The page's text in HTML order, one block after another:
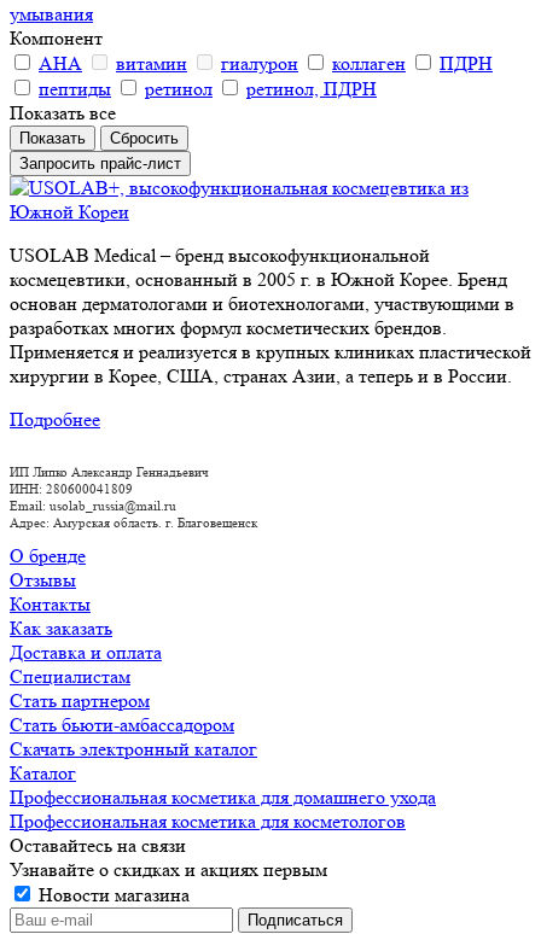
умывания
Компонент
АНА
витамин гиалурон коллаген
ПДРН
пептиды
ретинол
ретинол, ПДРН
Показать все
Сбросить
Запросить прайс-лист
USOLAB Medical – бренд высокофункциональной
космецевтики, основанный в 2005 г. в Южной Корее. Бренд
основан дерматологами и биотехнологами, участвующими в
разработках многих формул косметических брендов.
Применяется и реализуется в крупных клиниках пластической
хирургии в Корее, США, странах Азии, а теперь и в России.
Подробнее
ИП Липко Александр Геннадьевич
ИНН: 280600041809
Email: usolab_russia@mail.ru
Адрес: Амурская область. г. Благовещенск
О бренде
Отзывы
Контакты
Как заказать
Доставка и оплата
Специалистам
Стать партнером
Стать бьюти-амбассадором
Скачать электронный каталог
Каталог
Профессиональная косметика для домашнего ухода
Профессиональная косметика для косметологов
Оставайтесь на связи
Узнавайте о скидках и акциях первым
Новости магазина